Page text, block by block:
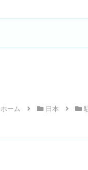
ホーム 日本